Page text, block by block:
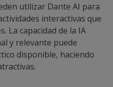
utilizar Dante AI para
interactivas que
La capacidad de la IA
y relevante puede
disponible, haciendo